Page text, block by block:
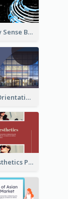
Technology Sense Business Report
Freshman Orientation Week Presentation
Fashion Aesthetics Presentation